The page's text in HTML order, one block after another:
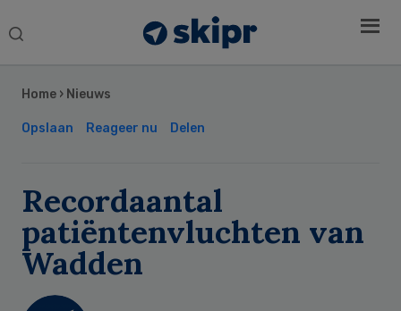
Search
Home › Nieuws
Opslaan Reageer nu Delen
Recordaantal
patiëntenvluchten van
Wadden
Sidebar